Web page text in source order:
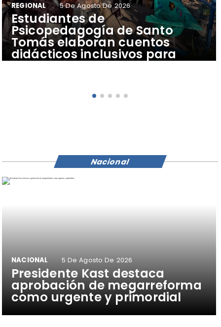
​Estudiantes de
Psicopedagogía de Santo
Tomás elaboran cuentos
didácticos inclusivos para
apoyar el aprendizaje de
REGIONAL 5 De Agosto De 2026
Presidente Kast destaca
aprobación de megarreforma
como urgente y primordial
NACIONAL 5 De Agosto De 2026
Nacional